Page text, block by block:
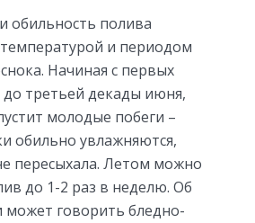
обильность полива
и периодом
Начиная с первых
до третьей декады июня,
молодые побеги –
обильно увлажняются,
пересыхала. Летом можно
до 1-2 раз в неделю. Об
может говорить бледно-